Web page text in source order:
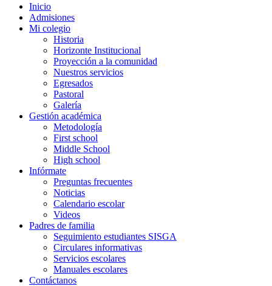
Inicio
Admisiones
Mi colegio
Historia
Horizonte Institucional
Proyección a la comunidad
Nuestros servicios
Egresados
Pastoral
Galería
Gestión académica
Metodología
First school
Middle School
High school
Infórmate
Preguntas frecuentes
Noticias
Calendario escolar
Videos
Padres de familia
Seguimiento estudiantes SISGA
Circulares informativas
Servicios escolares
Manuales escolares
Contáctanos